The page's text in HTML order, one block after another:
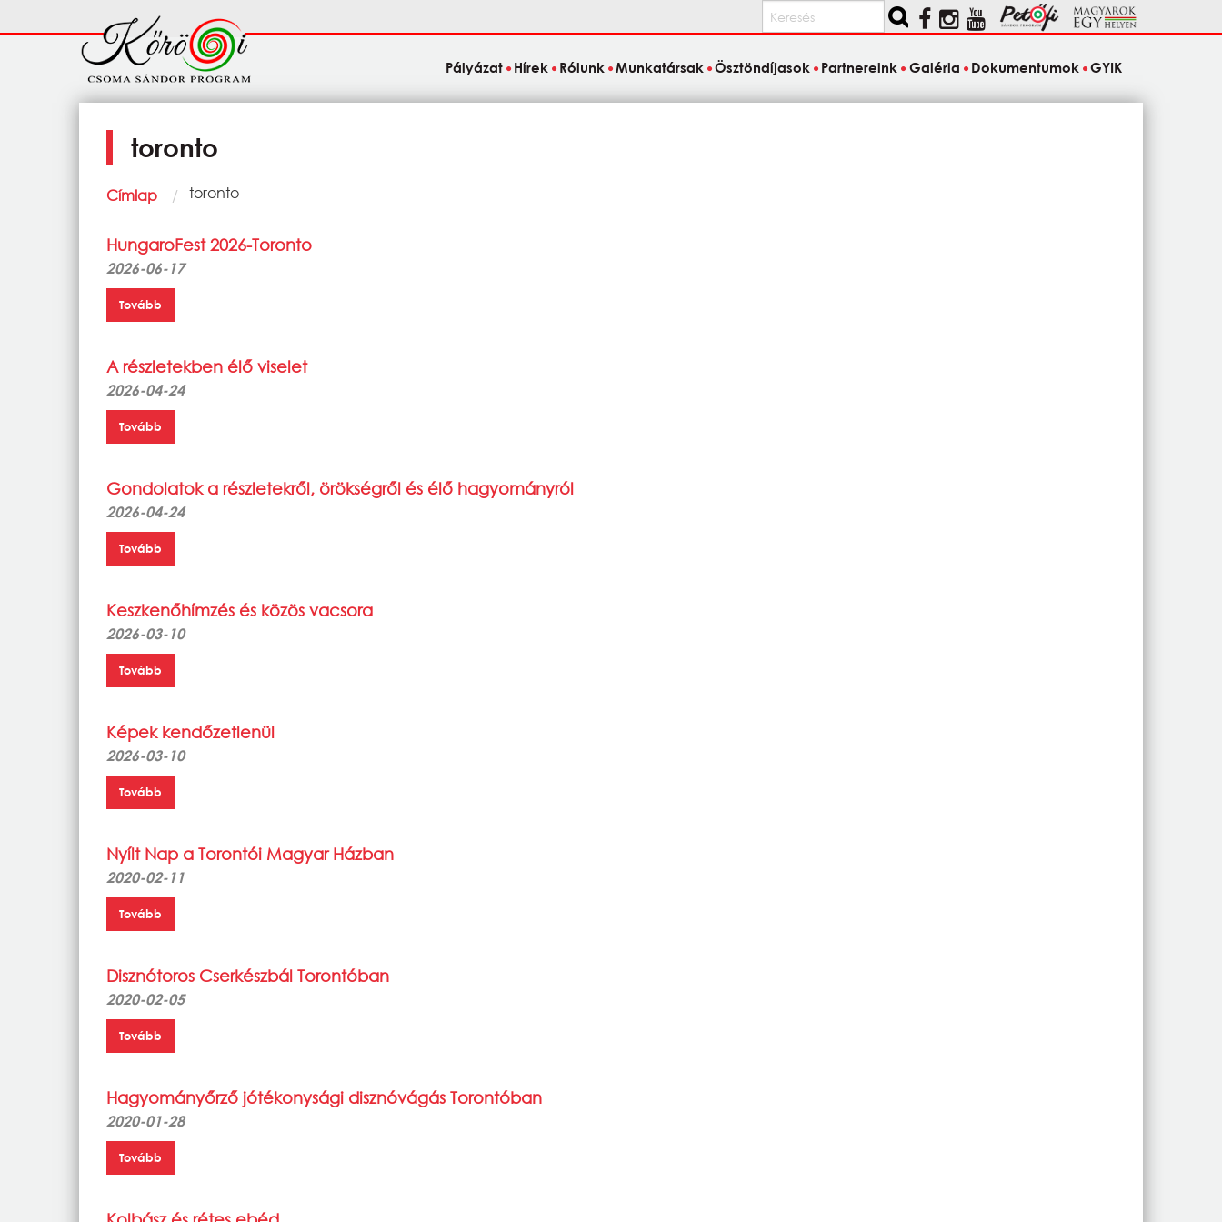
Keresés
Fő
navigáció
Pályázat Hírek Rólunk Munkatársak Ösztöndíjasok Partnereink Galéria Dokumentumok GYIK
toronto
Morzsa
Címlap Current:
toronto
HungaroFest 2026-Toronto
2026-06-17
Tovább
A részletekben élő viselet
2026-04-24
Tovább
Gondolatok a részletekről, örökségről és élő hagyományról
2026-04-24
Tovább
Keszkenőhímzés és közös vacsora
2026-03-10
Tovább
Képek kendőzetlenül
2026-03-10
Tovább
Nyílt Nap a Torontói Magyar Házban
2020-02-11
Tovább
Disznótoros Cserkészbál Torontóban
2020-02-05
Tovább
Hagyományőrző jótékonysági disznóvágás Torontóban
2020-01-28
Tovább